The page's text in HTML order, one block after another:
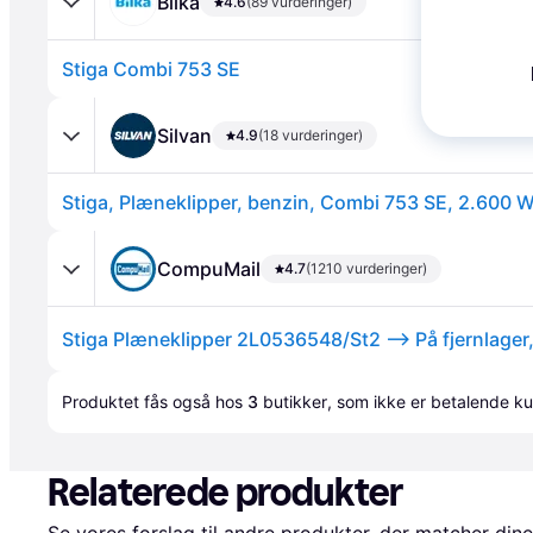
Stiga Combi 753 SE
Silvan 4.9(18 vurderinger)
Stiga, Plæneklipper, benzin, Combi 753 SE, 2.600
CompuMail 4.7(1210 vurderinger)
Produktet fås også hos 3 butikker, som ikke er betalende
Relaterede produkter